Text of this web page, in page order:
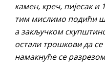
камен, креч, пијесак и
тим мислимо подићи
а закључком
остали трошковида
намакнуће се